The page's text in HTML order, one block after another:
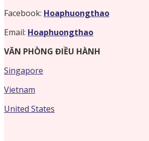
Facebook: Hoaphuongthao
Email: Hoaphuongthao
VĂN PHÒNG ĐIỀU HÀNH
Singapore
Vietnam
United States